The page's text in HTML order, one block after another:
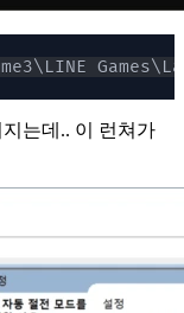
는데.. 이 런쳐가